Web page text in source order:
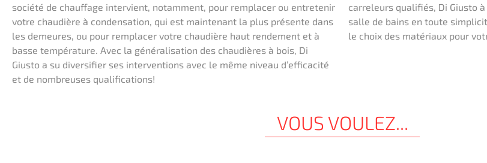
société de chauffage intervient, notamment, pour remplacer ou entretenir
votre chaudière à condensation, qui est maintenant la plus présente dans
les demeures, ou pour remplacer votre chaudière haut rendement et à
basse température. Avec la généralisation des chaudières à bois, Di
Giusto a su diversifier ses interventions avec le même niveau d’efficacité
et de nombreuses qualifications!
carreleurs qualifiés, Di Giusto
salle de bains en toute
le choix des matériaux pour
VOUS VOULEZ...